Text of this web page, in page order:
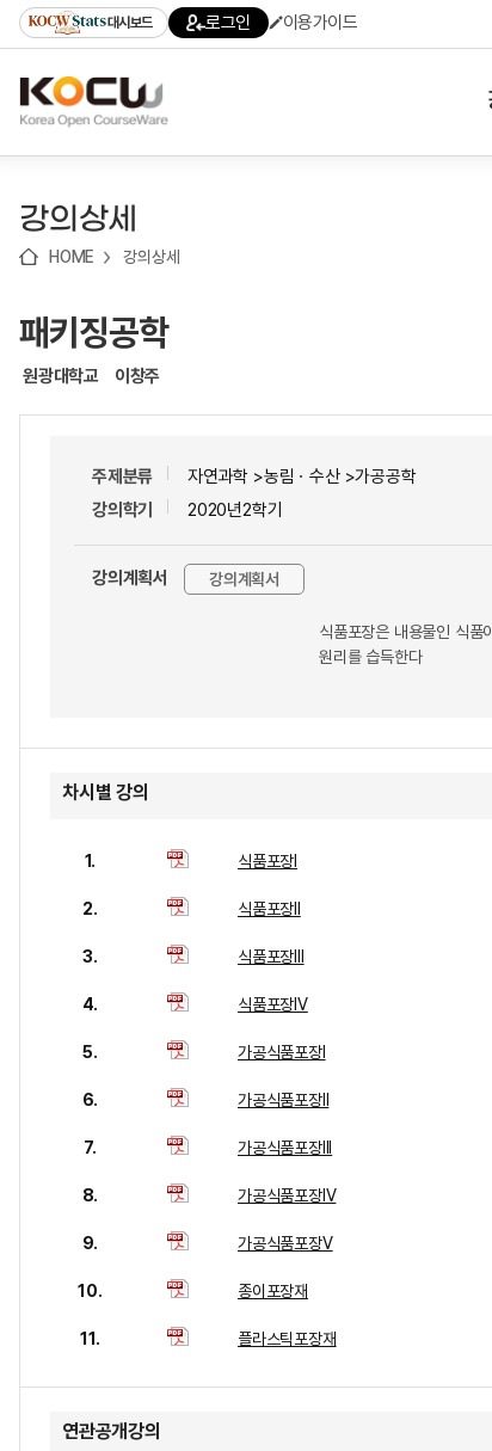
기
기
기
content)
가
대시보드 로그인 이용가이드
강의상세
HOME 강의상세
패키징공학
원광대학교 이창주
주제분류
자연과학 >농림ㆍ수산 >가공공학
강의학기
2020년2학기
강의계획서 강의계획서
식품포장은 내용물인 식품
원리를 습득한다
차시별 강의
1. 식품포장I
2. 식품포장II
3. 식품포장III
4. 식품포장IV
5. 가공식품포장I
6. 가공식품포장II
7. 가공식품포장III
8. 가공식품포장IV
9. 가공식품포장V
10. 종이포장재
11. 플라스틱포장재
연관공개강의